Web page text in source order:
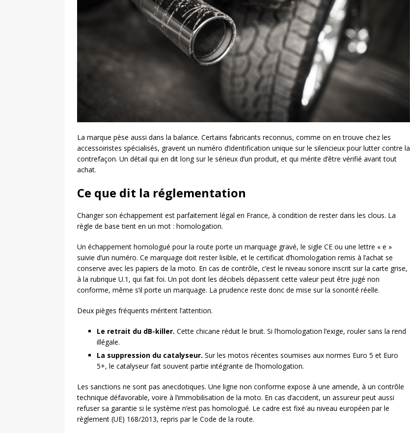
La marque pèse aussi dans la balance. Certains fabricants reconnus, comme on en trouve chez les
accessoiristes spécialisés, gravent un numéro d’identification unique sur le silencieux pour lutter contre la
contrefaçon. Un détail qui en dit long sur le sérieux d’un produit, et qui mérite d’être vérifié avant tout
achat.
Ce que dit la réglementation
Changer son échappement est parfaitement légal en France, à condition de rester dans les clous. La
règle de base tient en un mot : homologation.
Un échappement homologué pour la route porte un marquage gravé, le sigle CE ou une lettre « e »
suivie d’un numéro. Ce marquage doit rester lisible, et le certificat d’homologation remis à l’achat se
conserve avec les papiers de la moto. En cas de contrôle, c’est le niveau sonore inscrit sur la carte grise,
à la rubrique U.1, qui fait foi. Un pot dont les décibels dépassent cette valeur peut être jugé non
conforme, même s’il porte un marquage. La prudence reste donc de mise sur la sonorité réelle.
Deux pièges fréquents méritent l’attention.
Le retrait du dB-killer. Cette chicane réduit le bruit. Si l’homologation l’exige, rouler sans la rend
illégale.
La suppression du catalyseur. Sur les motos récentes soumises aux normes Euro 5 et Euro
5+, le catalyseur fait souvent partie intégrante de l’homologation.
Les sanctions ne sont pas anecdotiques. Une ligne non conforme expose à une amende, à un contrôle
technique défavorable, voire à l’immobilisation de la moto. En cas d’accident, un assureur peut aussi
refuser sa garantie si le système n’est pas homologué. Le cadre est fixé au niveau européen par le
règlement (UE) 168/2013, repris par le Code de la route.